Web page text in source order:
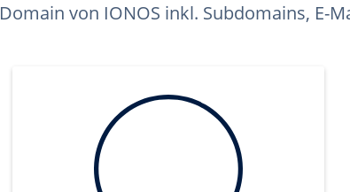
Domain von IONOS inkl. Subdomains, E-